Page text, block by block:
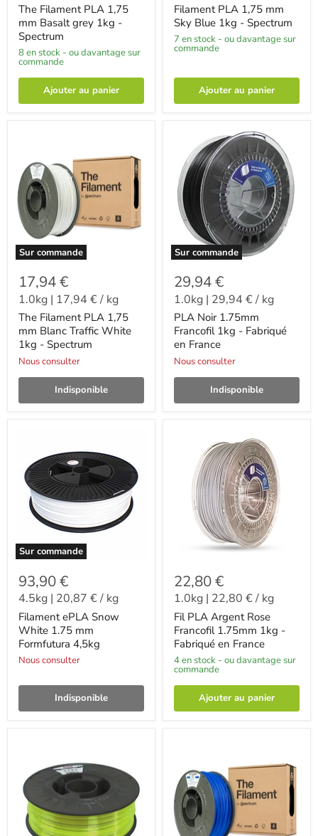
The Filament PLA 1,75
mm Basalt grey 1kg -
Spectrum
8 en stock - ou davantage sur
commande
Ajouter au panier
Filament PLA 1,75 mm
Sky Blue 1kg - Spectrum
7 en stock - ou davantage sur
commande
Ajouter au panier
Sur commande
17,94 €
1.0kg | 17,94 €/ kg
The Filament PLA 1,75
mm Blanc Traffic White
1kg - Spectrum
Nous consulter
Indisponible
Sur commande
29,94 €
1.0kg | 29,94 €/ kg
PLA Noir 1.75mm
Francofil 1kg - Fabriqué
en France
Nous consulter
Indisponible
Sur commande
93,90 €
4.5kg | 20,87 €/ kg
Filament ePLA Snow
White 1.75 mm
Formfutura 4,5kg
Nous consulter
Indisponible
22,80 €
1.0kg | 22,80 €/ kg
Fil PLA Argent Rose
Francofil 1.75mm 1kg -
Fabriqué en France
4 en stock - ou davantage sur
commande
Ajouter au panier